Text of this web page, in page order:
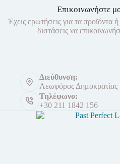
Επικοινωνήστε
Έχεις ερωτήσεις για τα προϊόντα
διστάσεις να
Διεύθυνση:
Λεωφόρος Δημοκρατίας
Τηλέφωνο:
+30 211 1842 156